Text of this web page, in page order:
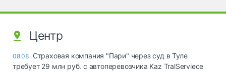
Центр
08.08 Страховая компания "Пари" через суд в Туле
требует 29 млн руб. с автоперевозчика Kaz TralServiece